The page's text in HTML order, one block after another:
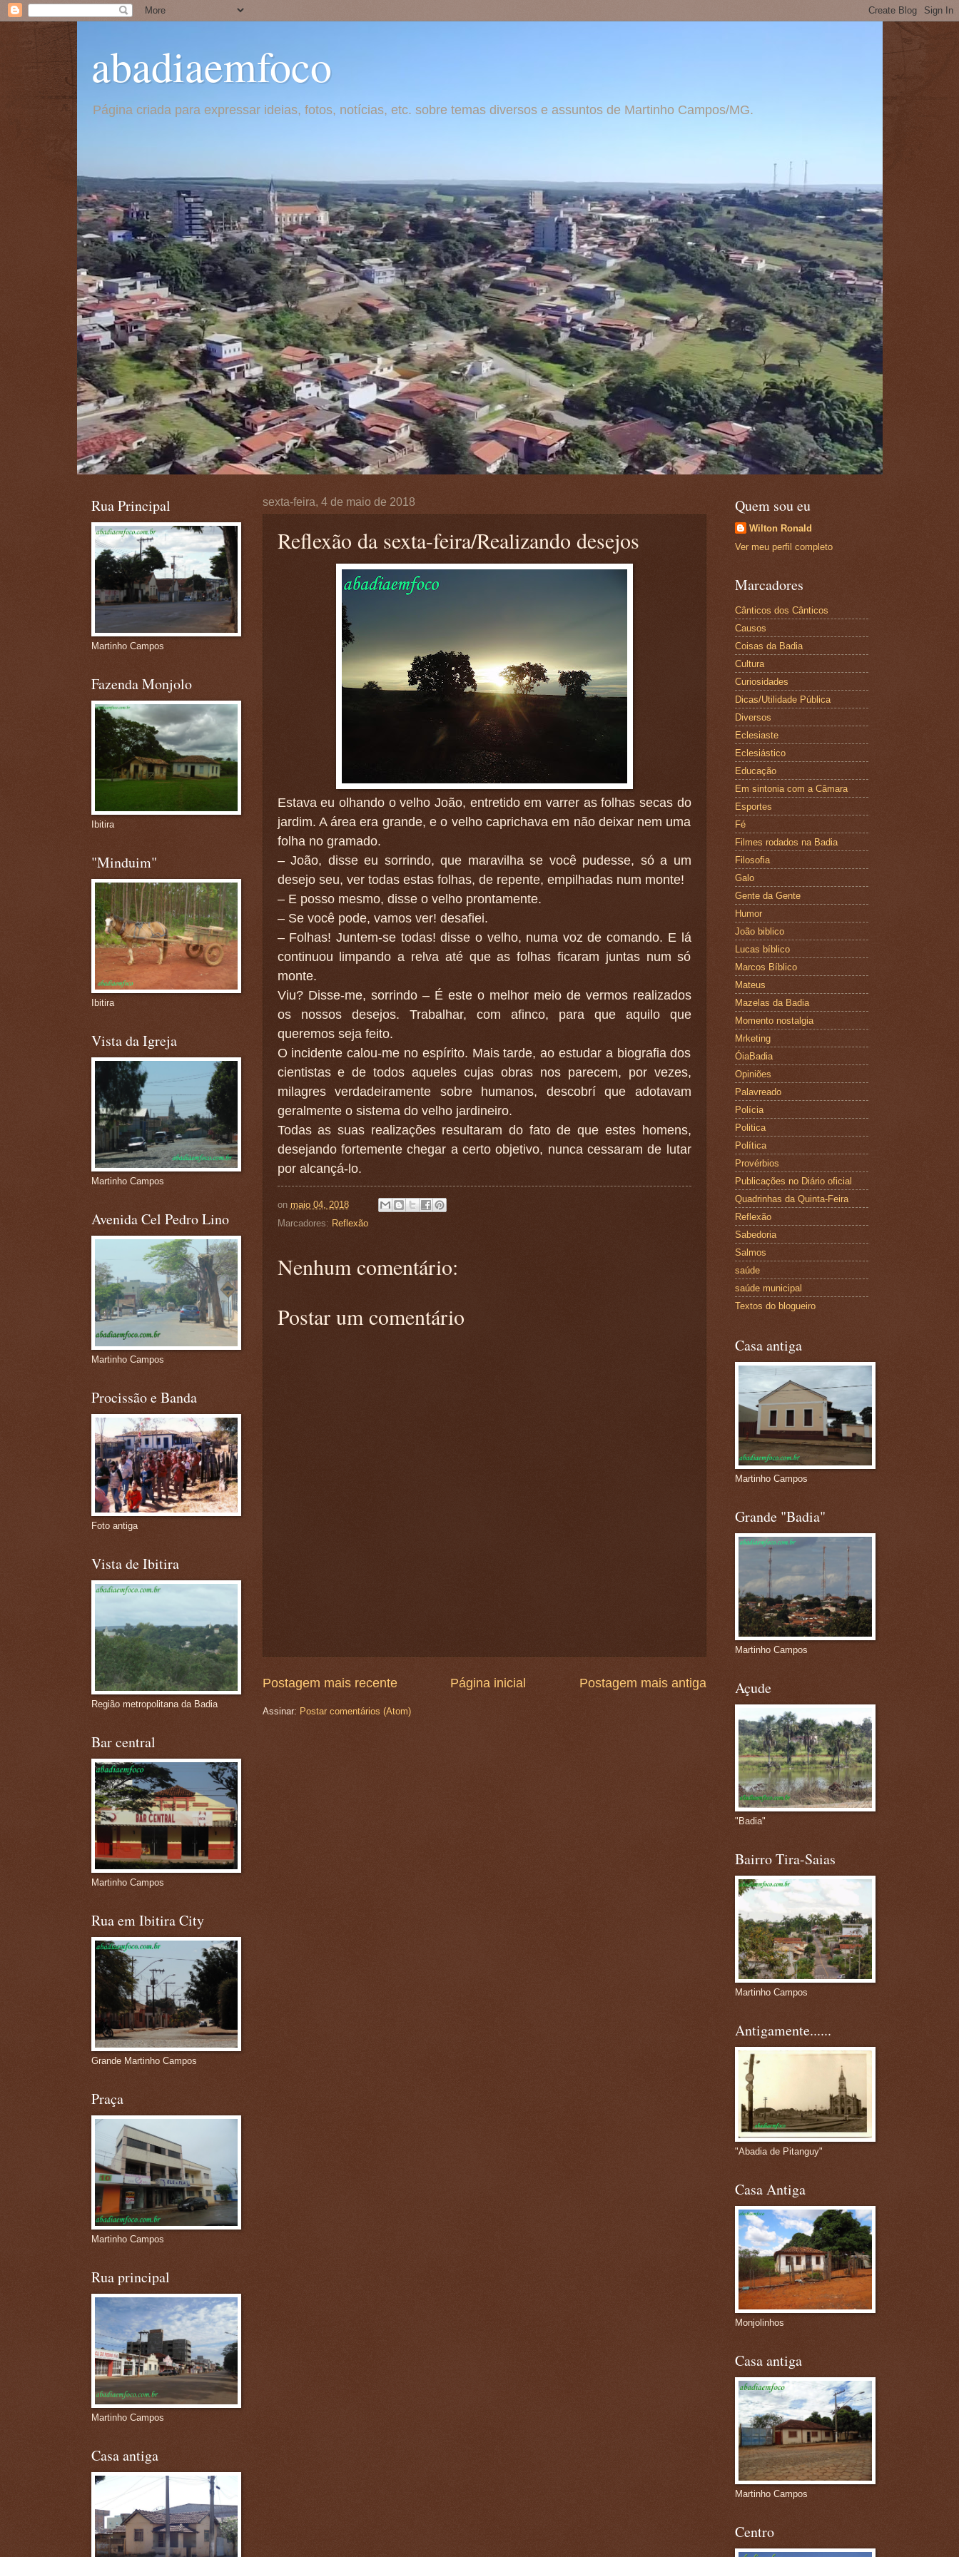
abadiaemfoco
Página criada para expressar ideias, fotos, notícias, etc. sobre temas diversos e assuntos de Martinho Campos/MG.
sexta-feira, 4 de maio de 2018
Reflexão da sexta-feira/Realizando desejos
Estava eu olhando o velho João, entretido em varrer as folhas secas do
jardim. A área era grande, e o velho caprichava em não deixar nem uma
folha no gramado.
– João, disse eu sorrindo, que maravilha se você pudesse, só a um
desejo seu, ver todas estas folhas, de repente, empilhadas num monte!
– E posso mesmo, disse o velho prontamente.
– Se você pode, vamos ver! desafiei.
– Folhas! Juntem-se todas! disse o velho, numa voz de comando. E lá
continuou limpando a relva até que as folhas ficaram juntas num só
monte.
Viu? Disse-me, sorrindo – É este o melhor meio de vermos realizados
os nossos desejos. Trabalhar, com afinco, para que aquilo que
queremos seja feito.
O incidente calou-me no espírito. Mais tarde, ao estudar a biografia dos
cientistas e de todos aqueles cujas obras nos parecem, por vezes,
milagres verdadeiramente sobre humanos, descobrí que adotavam
geralmente o sistema do velho jardineiro.
Todas as suas realizações resultaram do fato de que estes homens,
desejando fortemente chegar a certo objetivo, nunca cessaram de lutar
por alcançá-lo.
on maio 04, 2018
Marcadores: Reflexão
Nenhum comentário:
Postar um comentário
Postagem mais recente Postagem mais antiga
Página inicial
Assinar: Postar comentários (Atom)
Rua Principal
Martinho Campos
Fazenda Monjolo
Ibitira
"Minduim"
Ibitira
Vista da Igreja
Martinho Campos
Avenida Cel Pedro Lino
Martinho Campos
Procissão e Banda
Foto antiga
Vista de Ibitira
Região metropolitana da Badia
Bar central
Martinho Campos
Rua em Ibitira City
Grande Martinho Campos
Praça
Martinho Campos
Rua principal
Martinho Campos
Casa antiga
Quem sou eu
Wilton Ronald
Ver meu perfil completo
Marcadores
Cânticos dos Cânticos
Causos
Coisas da Badia
Cultura
Curiosidades
Dicas/Utilidade Pública
Diversos
Eclesiaste
Eclesiástico
Educação
Em sintonia com a Câmara
Esportes
Fé
Filmes rodados na Badia
Filosofia
Galo
Gente da Gente
Humor
João biblico
Lucas bíblico
Marcos Bíblico
Mateus
Mazelas da Badia
Momento nostalgia
Mrketing
ÓiaBadia
Opiniões
Palavreado
Polícia
Politica
Política
Provérbios
Publicações no Diário oficial
Quadrinhas da Quinta-Feira
Reflexão
Sabedoria
Salmos
saúde
saúde municipal
Textos do blogueiro
Casa antiga
Martinho Campos
Grande "Badia"
Martinho Campos
Açude
"Badia"
Bairro Tira-Saias
Martinho Campos
Antigamente......
"Abadia de Pitanguy"
Casa Antiga
Monjolinhos
Casa antiga
Martinho Campos
Centro